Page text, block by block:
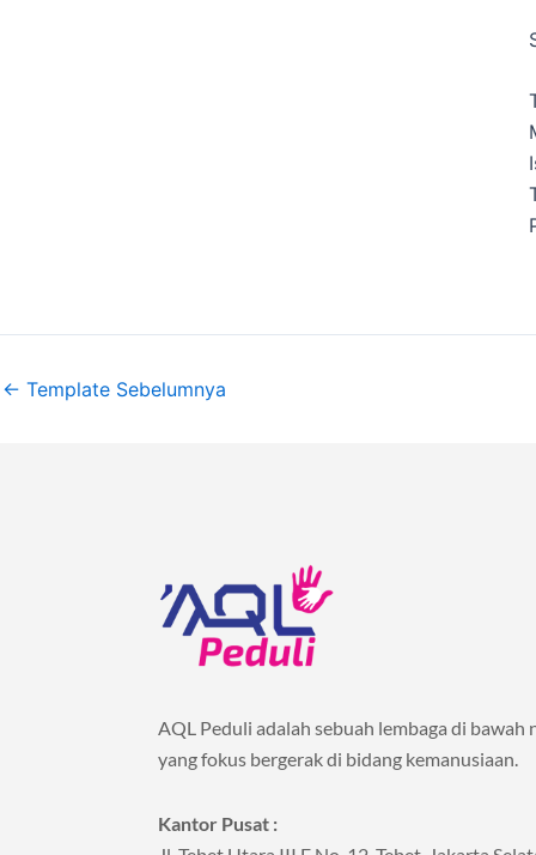
← Template Sebelumnya
AQL Peduli adalah sebuah lembaga di bawah
yang fokus bergerak di bidang kemanusiaan.
Kantor Pusat :